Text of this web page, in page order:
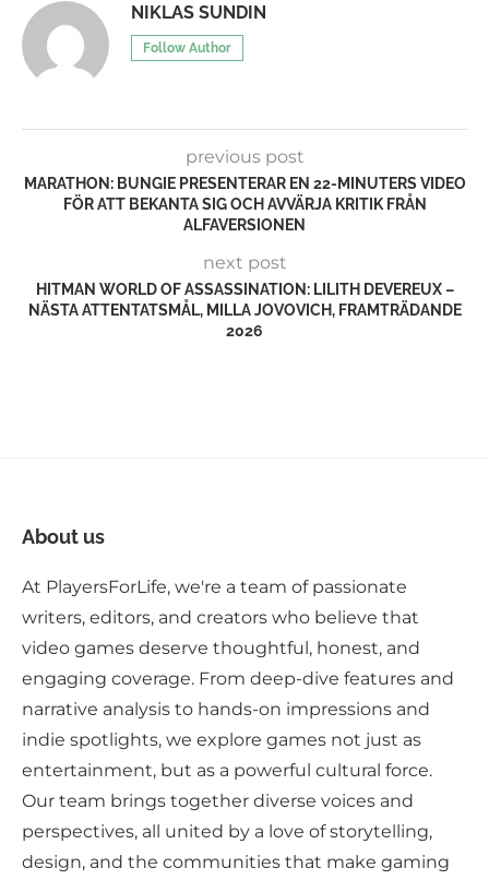
NIKLAS SUNDIN
Follow Author
previous post
MARATHON: BUNGIE PRESENTERAR EN 22-MINUTERS VIDEO
FÖR ATT BEKANTA SIG OCH AVVÄRJA KRITIK FRÅN
ALFAVERSIONEN
next post
HITMAN WORLD OF ASSASSINATION: LILITH DEVEREUX –
NÄSTA ATTENTATSMÅL, MILLA JOVOVICH, FRAMTRÄDANDE
2026
About us
At PlayersForLife, we're a team of passionate
writers, editors, and creators who believe that
video games deserve thoughtful, honest, and
engaging coverage. From deep-dive features and
narrative analysis to hands-on impressions and
indie spotlights, we explore games not just as
entertainment, but as a powerful cultural force.
Our team brings together diverse voices and
perspectives, all united by a love of storytelling,
design, and the communities that make gaming